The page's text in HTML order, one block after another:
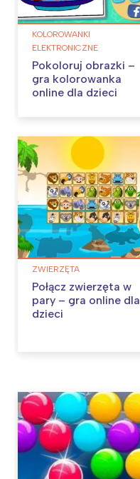
KOLOROWANKI
ELEKTRONICZNE
Pokoloruj obrazki –
gra kolorowanka
online dla dzieci
ZWIERZĘTA
Połącz zwierzęta w
pary – gra online dla
dzieci